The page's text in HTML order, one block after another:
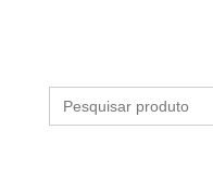
Search
for: